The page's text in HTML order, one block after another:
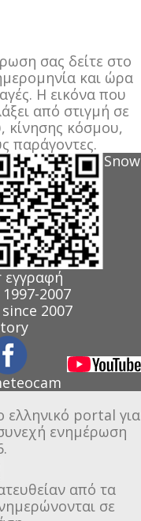
σας δείτε στο
και ώρα
Η εικόνα που
από στιγμή σε
κίνησης κόσμου,
παράγοντες.
Snow
2007
2007
ελληνικό portal για
ενημέρωση
από τα
σε